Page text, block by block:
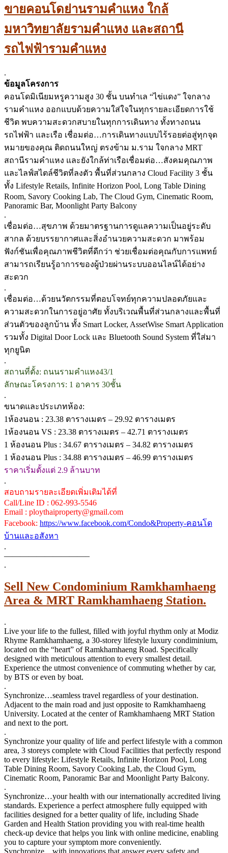
ขายคอนโดย่านรามคำแหง ใกล้
มหาวิทยาลัยรามคำแหง และสถานี
รถไฟฟ้ารามคำแหง
.
ข้อมูลโครงการ
คอนโดมิเนียมหรูความสูง 30 ชั้น บนทำเล “ไข่แดง” ใจกลาง
รามคำแหง ออกแบบด้วยความใส่ใจในทุกรายละเอียดการใช้
ชีวิต พบความสะดวกสบายในทุกการเดินทาง ทั้งทางถนน
รถไฟฟ้า และเรือ เชื่อมต่อ…การเดินทางแบบไร้รอยต่อสู่ทุกจุด
หมายของคุณ ติดถนนใหญ่ ตรงข้าม ม.ราม ใจกลาง MRT
สถานีรามคำแหง และยังใกล้ท่าเรือเชื่อมต่อ…สังคมคุณภาพ
และไลฟ์สไตล์ชีวิตที่ลงตัว พื้นที่ส่วนกลาง Cloud Facility 3 ชั้น
ทั้ง Lifestyle Retails, Infinite Horizon Pool, Long Table Dining
Room, Savory Cooking Lab, The Cloud Gym, Cinematic Room,
Panoramic Bar, Moonlight Party Balcony
.
เชื่อมต่อ…สุขภาพ ด้วยมาตรฐานการดูแลความเป็นอยู่ระดับ
สากล ด้วยบรรยากาศและสิ่งอำนวยความสะดวก มาพร้อม
ฟังก์ชันเพื่อคุณภาพชีวิตที่ดีกว่า ช่วยเชื่อมต่อคุณกับการแพทย์
สามารถเรียนรู้อาการของผู้ป่วยผ่านระบบออนไลน์ได้อย่าง
สะดวก
.
เชื่อมต่อ…ด้วยนวัตกรรมที่ตอบโจทย์ทุกความปลอดภัยและ
ความสะดวกในการอยู่อาศัย ทั้งบริเวณพื้นที่ส่วนกลางและพื้นที่
ส่วนตัวของลูกบ้าน ทั้ง Smart Locker, AssetWise Smart Application
รวมทั้ง Digital Door Lock และ Bluetooth Sound System ที่ใส่มา
ทุกยูนิต
.
สถานที่ตั้ง: ถนนรามคำแหง43/1
ลักษณะโครงการ: 1 อาคาร 30ชั้น
.
ขนาดและประเภทห้อง:
1ห้องนอน : 23.38 ตารางเมตร – 29.92 ตารางเมตร
1ห้องนอน VS : 23.38 ตารางเมตร – 42.71 ตารางเมตร
1 ห้องนอน Plus : 34.67 ตารางเมตร – 34.82 ตารางเมตร
1 ห้องนอน Plus : 34.88 ตารางเมตร – 46.99 ตารางเมตร
ราคาเริ่มตั้งแต่ 2.9 ล้านบาท
.
สอบถามรายละเอียดเพิ่มเติมได้ที่
Call/Line ID : 062-993-5546
Email : ploythaiproperty@gmail.com
Facebook: https://www.facebook.com/Condo&Property-คอนโด
บ้านและอสังหา
.
——————————–
.
Sell New Condominium Ramkhamhaeng
Area & MRT Ramkhamhaeng Station.
.
Live your life to the fullest, filled with joyful rhythm only at Modiz
Rhyme Ramkhamhaeng, a 30-storey lifestyle luxury condiminium,
located on the “heart” of Ramkhamhaeng Road. Specifically
designed with meticulous attention to every smallest detail.
Experience the utmost convenience of commuting whether by car,
by BTS or even by boat.
.
Synchronize…seamless travel regardless of your destination.
Adjacent to the main road and just opposite to Ramkhamhaeng
University. Located at the center of Ramkhamhaeng MRT Station
and next to the port.
.
Synchronize your quality of life and perfect lifestyle with a common
area, 3 storeys complete with Cloud Facilities that perfectly respond
to every lifestyle: Lifestyle Retails, Infinite Horizon Pool, Long
Table Dining Room, Savory Cooking Lab, the Cloud Gym,
Cinematic Room, Panoramic Bar and Moonlight Party Balcony.
.
Synchronize…your health with our internationally accredited living
standards. Experience a perfect atmosphere fully equipped with
facilities designed for a better quality of life, including Shade
Garden and Health Station providing you with real-time health
check-up device that helps you link with online medicine, enabling
you to capture your symptom more conveniently.